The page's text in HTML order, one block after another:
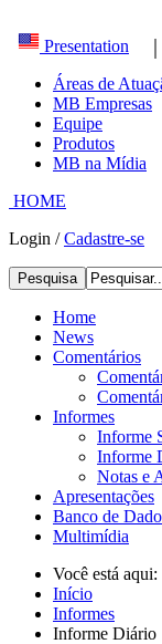
Presentation |
Áreas de
MB Empresas
Equipe
Produtos
MB na Mídia
HOME
Login /Cadastre-se
Pesquisa
Home
News
Comentários
Informes
Informe
Informe
Notas e
Apresentações
Banco de
Multimídia
Você está aqui:
Início
Informes
Informe Diário